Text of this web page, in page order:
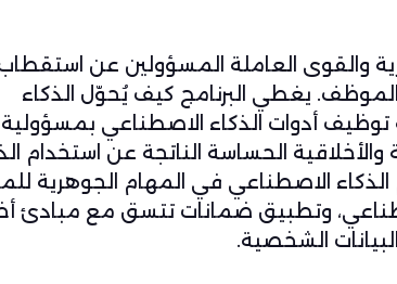
والقوى العاملة المسؤولين عن
الموظف. يغطي البرنامج كيف يُحوّل الذكاء
أدوات الذكاء الاصطناعي
الحساسة الناتجة عن استخدام
الاصطناعي في المهام الجوهرية
وتطبيق ضمانات تتسق مع مبادئ
الشخصية.